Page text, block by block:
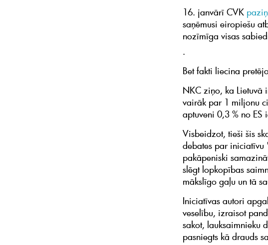
16. janvārī CVK
saņēmusi eiropiešu
nozīmīga visas
.
Bet fakti liecina
NKC ziņo, ka Lietuvā
vairāk par 1 miljonu
aptuveni 0,3 % no
Visbeidzot, tieši šis
debates par iniciatīvu
pakāpeniski
slēgt lopkopības
mākslīgo gaļu un tā
Iniciatīvas autori
veselību, izraisot
sakot, lauksaimnieku
pasniegts kā drauds